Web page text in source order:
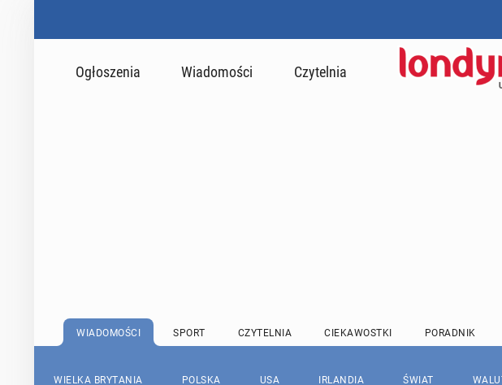
Ogłoszenia Wiadomości Czytelnia
WIADOMOŚCI SPORT CZYTELNIA CIEKAWOSTKI PORADNIK
WIELKA BRYTANIA POLSKA USA IRLANDIA ŚWIAT